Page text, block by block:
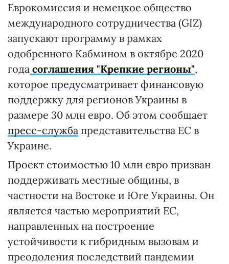
Еврокомиссия и немецкое общество
международного сотрудничества (GIZ)
запускают программу в рамках
одобренного Кабмином в октябре 2020
года соглашения "Крепкие регионы",
которое предусматривает финансовую
поддержку для регионов Украины в
размере 30 млн евро. Об этом сообщает
пресс-служба представительства ЕС в
Украине.
Проект стоимостью 10 млн евро призван
поддерживать местные общины, в
частности на Востоке и Юге Украины. Он
является частью мероприятий ЕС,
направленных на построение
устойчивости к гибридным вызовам и
преодоления последствий пандемии